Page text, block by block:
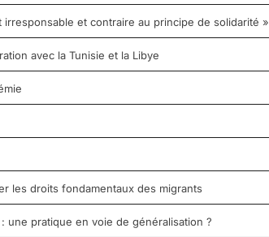
et contraire au principe de solidarité »
avec la Tunisie et la Libye
les droits fondamentaux des migrants
une pratique en voie de généralisation ?